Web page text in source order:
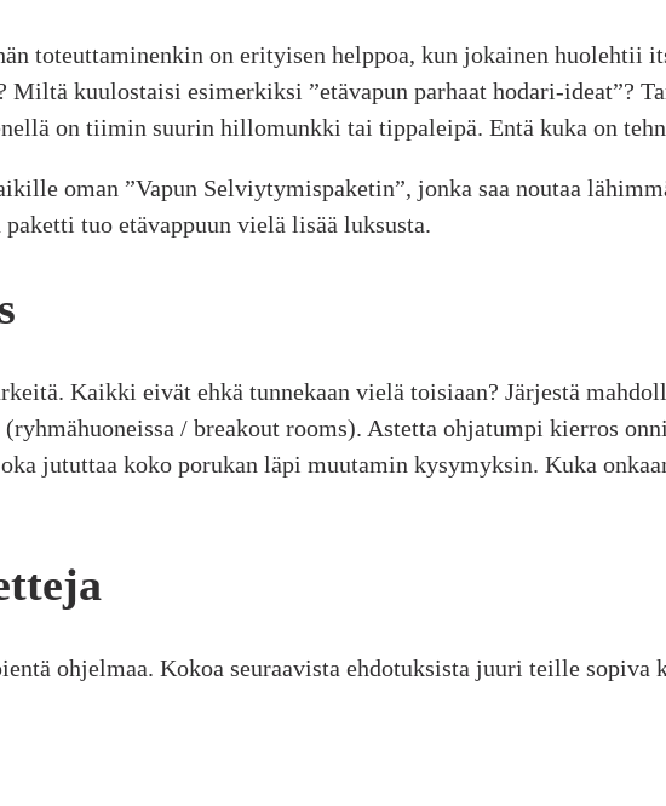
toteuttaminenkin on erityisen helppoa, kun jokainen huolehtii
kuulostaisi esimerkiksi ”etävapun parhaat hodari-ideat”?
on tiimin suurin hillomunkki tai tippaleipä. Entä kuka on
oman ”Vapun Selviytymispaketin”, jonka saa noutaa
tuo etävappuun vielä lisää luksusta.
Kaikki eivät ehkä tunnekaan vielä toisiaan? Järjestä
/ breakout rooms). Astetta ohjatumpi kierros
jututtaa koko porukan läpi muutamin kysymyksin. Kuka
ohjelmaa. Kokoa seuraavista ehdotuksista juuri teille sopiva